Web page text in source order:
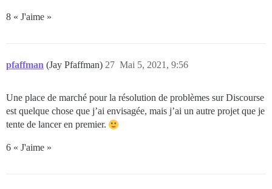
8 « J'aime »
pfaffman (Jay Pfaffman) Mai 5, 2021, 9:56
27
Une place de marché pour la résolution de problèmes sur Discourse
est quelque chose que j’ai envisagée, mais j’ai un autre projet que je
tente de lancer en premier.
6 « J'aime »